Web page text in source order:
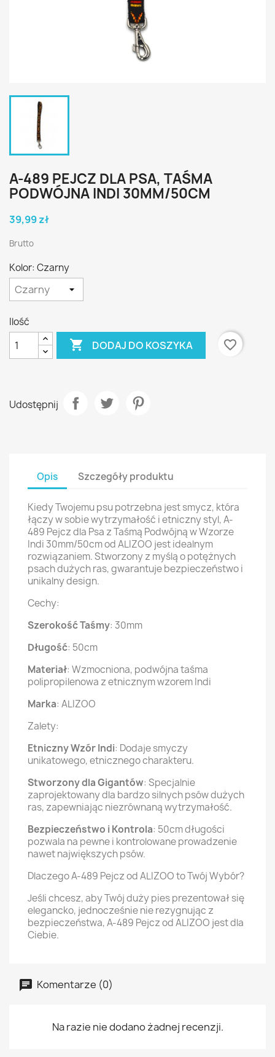
A-489 PEJCZ DLA PSA, TAŚMA
PODWÓJNA INDI 30MM/50CM
39,99 zł
Brutto
Kolor: Czarny
Ilość
 DODAJ DO KOSZYKA favorite_border
Udostępnij
Opis Szczegóły produktu
Kiedy Twojemu psu potrzebna jest smycz, która
łączy w sobie wytrzymałość i etniczny styl, A-
489 Pejcz dla Psa z Taśmą Podwójną w Wzorze
Indi 30mm/50cm od ALIZOO jest idealnym
rozwiązaniem. Stworzony z myślą o potężnych
psach dużych ras, gwarantuje bezpieczeństwo i
unikalny design.
Cechy:
Szerokość Taśmy: 30mm
Długość: 50cm
Materiał: Wzmocniona, podwójna taśma
polipropilenowa z etnicznym wzorem Indi
Marka: ALIZOO
Zalety:
Etniczny Wzór Indi: Dodaje smyczy
unikatowego, etnicznego charakteru.
Stworzony dla Gigantów: Specjalnie
zaprojektowany dla bardzo silnych psów dużych
ras, zapewniając niezrównaną wytrzymałość.
Bezpieczeństwo i Kontrola: 50cm długości
pozwala na pewne i kontrolowane prowadzenie
nawet największych psów.
Dlaczego A-489 Pejcz od ALIZOO to Twój Wybór?
Jeśli chcesz, aby Twój duży pies prezentował się
elegancko, jednocześnie nie rezygnując z
bezpieczeństwa, A-489 Pejcz od ALIZOO jest dla
Ciebie.
Komentarze (0)
Na razie nie dodano żadnej recenzji.